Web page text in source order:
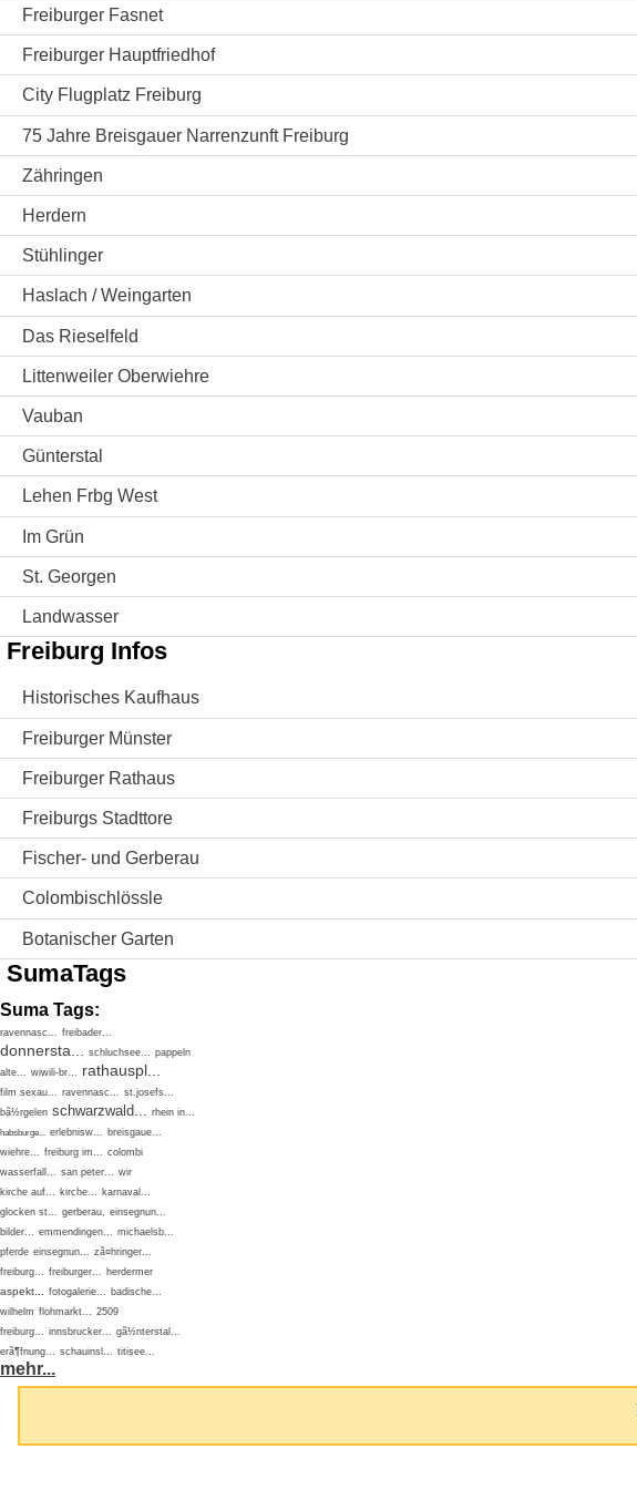
Freiburger Fasnet
Freiburger Hauptfriedhof
City Flugplatz Freiburg
75 Jahre Breisgauer Narrenzunft Freiburg
Zähringen
Herdern
Stühlinger
Haslach / Weingarten
Das Rieselfeld
Littenweiler Oberwiehre
Vauban
Günterstal
Lehen Frbg West
Im Grün
St. Georgen
Landwasser
Freiburg Infos
Historisches Kaufhaus
Freiburger Münster
Freiburger Rathaus
Freiburgs Stadttore
Fischer- und Gerberau
Colombischlössle
Botanischer Garten
SumaTags
Suma Tags:
ravennasc... freibader...
donnersta... schluchsee... pappeln
alte... wiwili-br... rathauspl...
film sexau... ravennasc... st.josefs...
bã½rgelen schwarzwald... rhein in...
habsburge... erlebnisw... breisgaue...
wiehre... freiburg im... colombi
wasserfall... san peter... wir
kirche auf... kirche... karnaval...
glocken st... gerberau, einsegnun...
bilder... emmendingen... michaelsb...
pferde einsegnun... zã¤hringer...
freiburg... freiburger... herdermer
aspekt... fotogalerie... badische...
wilhelm flohmarkt... 2509
freiburg... innsbrucker... gã½nterstal...
erã¶fnung... schauinsl... titisee...
mehr...